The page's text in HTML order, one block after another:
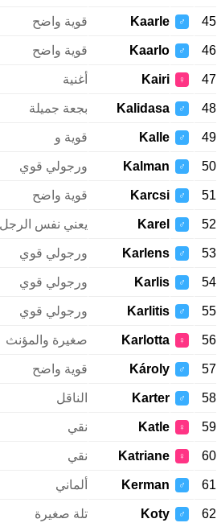
45
♂
Kaarle قوية واضح
46
♂
Kaarlo قوية واضح
47
♀
Kairi أغنية
48
♂
Kalidasa بجعة جميلة
49
♂
Kalle قوية و
50
♂
Kalman ورجولي قوي
51
♂
Karcsi قوية واضح
52
♂
Karel يعني نفس الرجل
53
♂
Karlens ورجولي قوي
54
♂
Karlis ورجولي قوي
55
♂
Karlitis ورجولي قوي
56
♀
Karlotta صغيرة والمؤنث
57
♂
Károly قوية واضح
58
♂
Karter الناقل
59
♀
Katle نقي
60
♀
Katriane نقي
61
♂
Kerman ألماني
62
♂
Koty تلة صغيرة